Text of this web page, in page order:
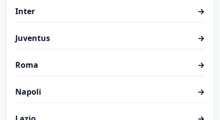
Inter →
Juventus →
Roma →
Napoli →